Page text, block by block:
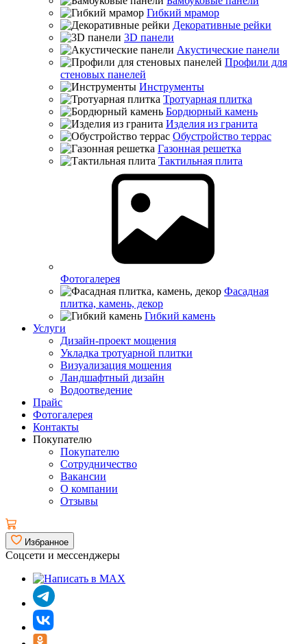
Гибкий мрамор
Декоративные рейки
3D панели
Акустические панели
Профили для
стеновых панелей
Инструменты
Тротуарная плитка
Бордюрный камень
Изделия из гранита
Обустройство террас
Газонная решетка
Тактильная плита
Фотогалерея
Фасадная
плитка, камень, декор
Гибкий камень
Услуги
Дизайн-проект мощения
Укладка тротуарной плитки
Визуализация мощения
Ландшафтный дизайн
Водоотведение
Прайс
Фотогалерея
Контакты
Покупателю
Покупателю
Сотрудничество
Вакансии
О компании
Отзывы
Избранное
Соцсети и мессенджеры